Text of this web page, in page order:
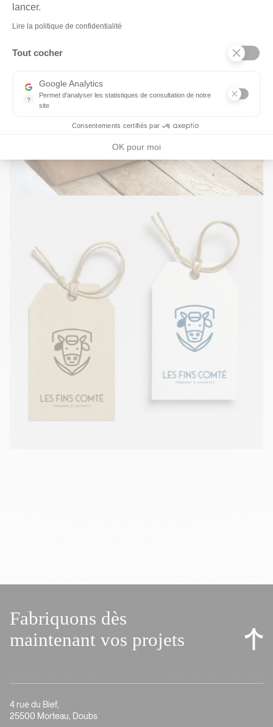
Fabriquons dès
maintenant vos projets
4 rue du Bief,
25500 Morteau, Doubs
lancer.
Lire la politique de confidentialité
Tout cocher
?
Google Analytics
Permet d'analyser les statistiques de consultation de notre
site
Consentements certifiés par
OK pour moi